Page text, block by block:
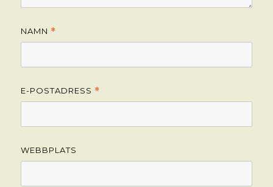
NAMN *
E-POSTADRESS *
WEBBPLATS